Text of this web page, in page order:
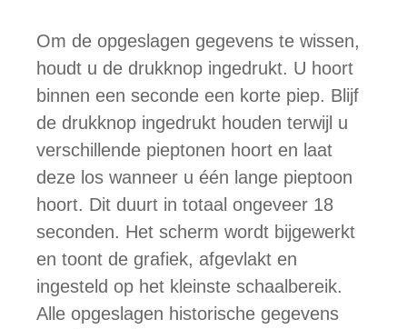
Om de opgeslagen gegevens te wissen,
houdt u de drukknop ingedrukt. U hoort
binnen een seconde een korte piep. Blijf
de drukknop ingedrukt houden terwijl u
verschillende pieptonen hoort en laat
deze los wanneer u één lange pieptoon
hoort. Dit duurt in totaal ongeveer 18
seconden. Het scherm wordt bijgewerkt
en toont de grafiek, afgevlakt en
ingesteld op het kleinste schaalbereik.
Alle opgeslagen historische gegevens